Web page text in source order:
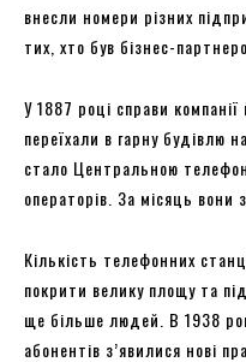
внесли номери різних
тих, хто був бізнес-
У 1887 році справи
переїхали в гарну будівлю
стало Центральною
операторів. За місяць вони
Кількість телефонних
покрити велику площу та
ще більше людей. В 1938
абонентів з’явилися нові